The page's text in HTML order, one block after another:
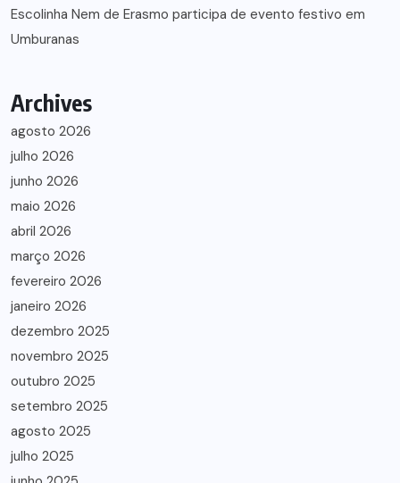
Escolinha Nem de Erasmo participa de evento festivo em
Umburanas
Archives
agosto 2026
julho 2026
junho 2026
maio 2026
abril 2026
março 2026
fevereiro 2026
janeiro 2026
dezembro 2025
novembro 2025
outubro 2025
setembro 2025
agosto 2025
julho 2025